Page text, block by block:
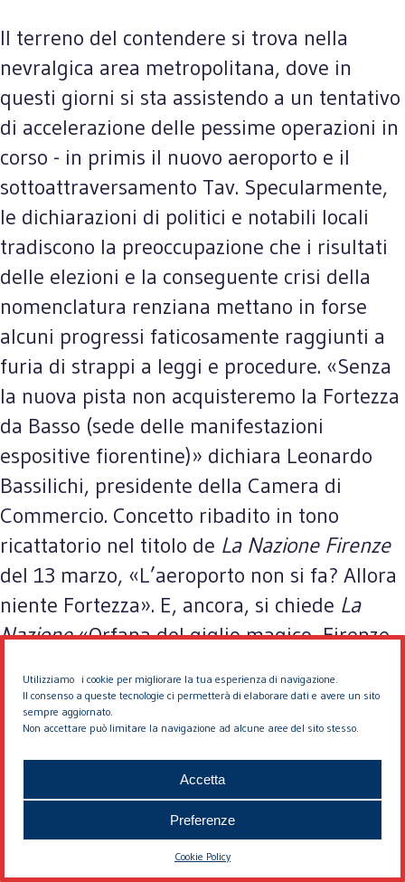
Utilizziamo i cookie per migliorare la tua esperienza di navigazione.
Il consenso a queste tecnologie ci permetterà di elaborare dati e avere un sito
sempre aggiornato.
Non accettare può limitare la navigazione ad alcune aree del sito stesso.
Accetta
Preferenze
Cookie Policy
Il terreno del contendere si trova nella
nevralgica area metropolitana, dove in
questi giorni si sta assistendo a un tentativo
di accelerazione delle pessime operazioni in
corso - in primis il nuovo aeroporto e il
sottoattraversamento Tav. Specularmente,
le dichiarazioni di politici e notabili locali
tradiscono la preoccupazione che i risultati
delle elezioni e la conseguente crisi della
nomenclatura renziana mettano in forse
alcuni progressi faticosamente raggiunti a
furia di strappi a leggi e procedure. «Senza
la nuova pista non acquisteremo la Fortezza
da Basso (sede delle manifestazioni
espositive fiorentine)» dichiara Leonardo
Bassilichi, presidente della Camera di
Commercio. Concetto ribadito in tono
ricattatorio nel titolo de La Nazione Firenze
del 13 marzo, «L’aeroporto non si fa? Allora
niente Fortezza». E, ancora, si chiede La
Nazione«Orfana del giglio magico, Firenze
i lettori con un «ma Renzi pensa al rilancio».
che sull'aeroporto si sia fatto tutto: mi
auguro che si arrivi velocemente all'inizio
dei lavori perché questo è il punto su cui il
Pd e anche il nostro governo hanno